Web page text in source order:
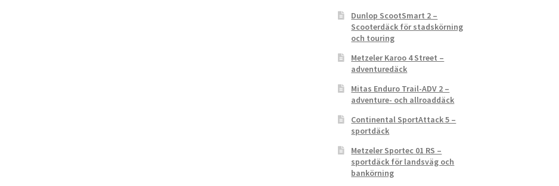
Dunlop ScootSmart 2 –
Scooterdäck för stadskörning
och touring
Metzeler Karoo 4 Street –
adventuredäck
Mitas Enduro Trail-ADV 2 –
adventure- och allroaddäck
Continental SportAttack 5 –
sportdäck
Metzeler Sportec 01 RS –
sportdäck för landsväg och
bankörning